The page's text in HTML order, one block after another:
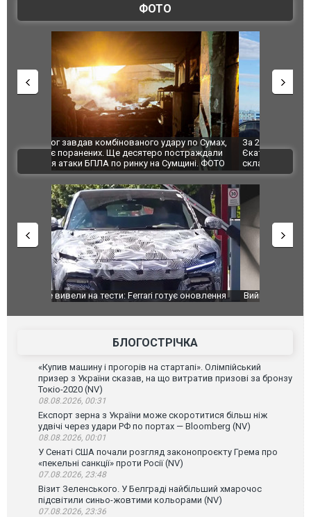
ФОТО
За 2000 кілометрів від кордону з Україною: в
Єкатеринбурзі після атаки дронів загорівся
склад Wildberries. ФОТО. ВІДЕО
"Мої
ВІДЕО
Вийшов трейлер нової екранізації легендарного
БЛОГОСТРІЧКА
«Купив машину і прогорів на стартапі». Олімпійський
призер з України сказав, на що витратив призові за бронзу
Токіо-2020 (NV)
08.08.2026, 00:31
Експорт зерна з України може скоротитися більш ніж
удвічі через удари РФ по портах — Bloomberg (NV)
08.08.2026, 00:01
У Сенаті США почали розгляд законопроєкту Грема про
«пекельні санкції» проти Росії (NV)
07.08.2026, 23:48
Візит Зеленського. У Белграді найбільший хмарочос
підсвітили синьо-жовтими кольорами (NV)
07.08.2026, 23:36